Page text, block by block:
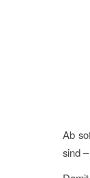
Ab
sind